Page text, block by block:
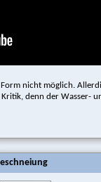
nicht möglich.
denn der Wasser-